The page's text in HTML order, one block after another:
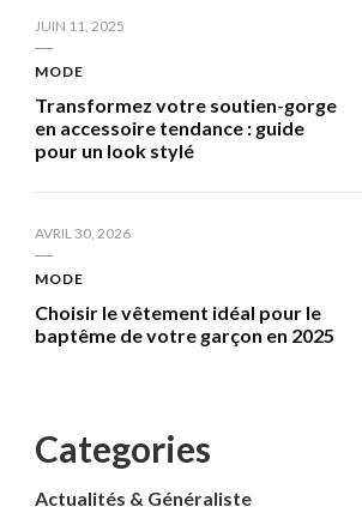
JUIN 11, 2025
MODE
Transformez votre soutien-gorge
en accessoire tendance : guide
pour un look stylé
AVRIL 30, 2026
MODE
Choisir le vêtement idéal pour le
baptême de votre garçon en 2025
Categories
Actualités & Généraliste